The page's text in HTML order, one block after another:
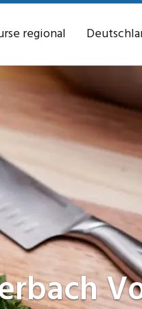
regional